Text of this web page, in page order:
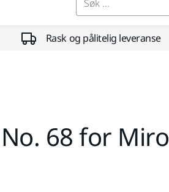
Søk ...
Rask og pålitelig leveranse
68 for Miro